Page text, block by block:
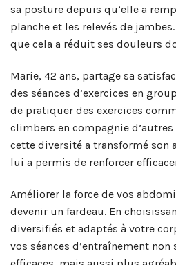
sa posture depuis qu’elle a
planche et les relevés de
que cela a réduit ses douleurs
Marie, 42 ans, partage sa
des séances d’exercices en
de pratiquer des exercices
climbers en compagnie
cette diversité a transformé son
lui a permis de renforcer
Améliorer la force de vos
devenir un fardeau. En
diversifiés et adaptés à votre
vos séances d’entraînement